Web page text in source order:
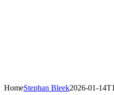
HomeStephan Bleek2026-01-